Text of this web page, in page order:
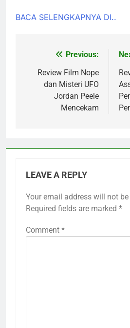
BACA SELENGKAPNYA DI..
navigation
Previous:
Review Film Nope
dan Misteri UFO
Jordan Peele
Mencekam
LEAVE A REPLY
Your email address will not
Required fields are marked *
Comment *